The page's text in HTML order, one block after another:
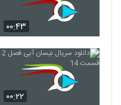
۰۰:۴۳
۰۰:۲۲